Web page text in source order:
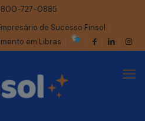
727-0885
de Sucesso Finsol
em Libras